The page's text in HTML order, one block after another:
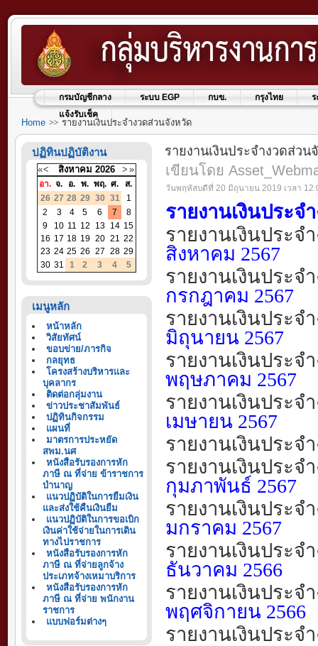
กรมบัญชีกลาง ระบบ EGP กบข. กรุงไทย
ร
แจ้งรับเช็ค
Home รายงานเงินประจำงวดส่วนจังหวัด
ปฏิทินปฏิบัติงาน
«< สิงหาคม 2026 > »
อา. จ. อ. พ. พฤ. ศ.
ส.
26 27 28 29 30 31
1
2
3 4 5 6 7
8
9
10 11 12 13 14 15
16 17 18 19 20 21 22
23 24 25 26 27 28 29
30 31 1 2 3 4 5
เมนูหลัก
หน้าหลัก
วิสัยทัศน์
ขอบข่าย/ภารกิจ
กลยุทธ
โครงสร้างบริหารและ
บุคลากร
ติดต่อกลุ่มงาน
ข่าวประชาสัมพันธ์
ปฏิทินกิจกรรม
แผนที่
มาตรการประหยัด
สพม.นศ
หนังสือรับรองการหัก
ภาษี ณ ที่จ่าย ข้าราชการ
บำนาญ
แนวปฏิบัติในการยืมเงิน
และส่งใช้คืนเงินยืม
แนวปฏิบัติในการขอเบิก
เงินค่าใช้จ่ายในการเดิน
ทางไปราชการ
หนังสือรับรองการหัก
ภาษี ณ ที่จ่ายลูกจ้าง
ประเภทจ้างเหมาบริการ
หนังสือรับรองการหัก
ภาษี ณ ที่จ่าย พนักงาน
ราชการ
แบบฟอร์มต่างๆ
รายงานเงินประจำงวดส่วน
เขียนโดย
วันพฤหัสบดีที่ 20 มิถุนายน 2019 เวลา
รายงานเงินประจ
รายงานเงินประจ
สิงหาคม 2567
รายงานเงินประจ
กรกฎาคม 2567
รายงานเงินประจ
มิถุนายน 2567
รายงานเงินประจ
พฤษภาคม 2567
รายงานเงินประจ
เมษายน 2567
รายงานเงินประจ
รายงานเงินประจ
กุมภาพันธ์ 2567
รายงานเงินประจ
มกราคม 2567
รายงานเงินประจ
ธันวาคม 2566
รายงานเงินประจ
พฤศจิกายน 2566
รายงานเงินประจ